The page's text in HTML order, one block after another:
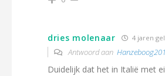
dries molenaar 4 jaren
Antwoord aan
Duidelijk dat het in Italië met